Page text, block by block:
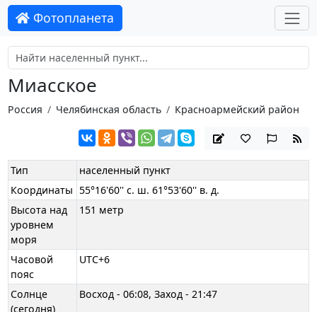
Фотопланета
Миасское
Россия Челябинская область Красноармейский район
Тип
населенный пункт
Координаты 55°16'60'' с. ш. 61°53'60'' в. д.
Высота над
уровнем
моря
151 метр
Часовой
пояс
UTC+6
Солнце
(сегодня)
Восход - 06:08, Заход - 21:47